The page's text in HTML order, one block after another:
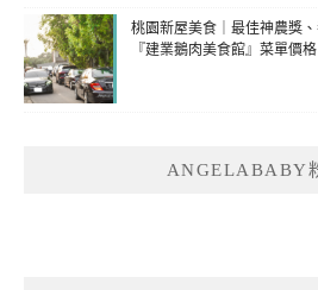
桃園新屋美食｜最佳神農獎
『建業鵝肉美食館』菜單價
ANGELABABY